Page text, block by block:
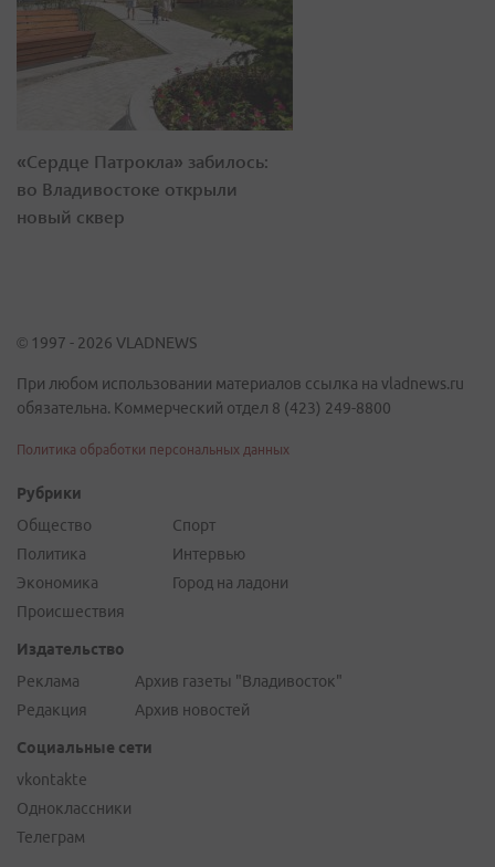
«Сердце Патрокла» забилось:
во Владивостоке открыли
новый сквер
© 1997 - 2026 VLADNEWS
При любом использовании материалов ссылка на vladnews.ru
обязательна. Коммерческий отдел 8 (423) 249-8800
Политика обработки персональных данных
Рубрики
Общество
Политика
Экономика
Происшествия
Спорт
Интервью
Город на ладони
Издательство
Реклама
Редакция
Архив газеты "Владивосток"
Архив новостей
Социальные сети
vkontakte
Одноклассники
Телеграм